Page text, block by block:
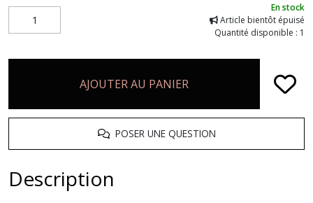
En stock
Article bientôt épuisé
Quantité disponible : 1
AJOUTER AU PANIER
POSER UNE QUESTION
Description